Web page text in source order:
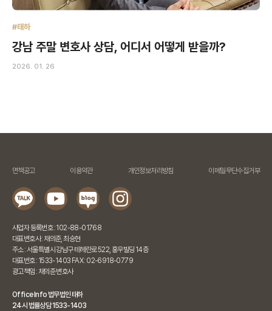
#태하
강남 주말 변호사 상담, 어디서 어떻게 받을까?
2026. 01. 26
면책공고 이용약관 개인정보처리방침 이메일무단수집거부
사업자 등록번호 : 102-88-01768
대표변호사 : 채의준, 최승현
주소 : 서울특별시 강남구 테헤란로 522, 홍우빌딩 14층
대표번호 : 1533-1403 FAX : 02-6918-0779
광고책임 : 채의준 변호사
Office Info 법무법인 태하
24시 법률상담 1533-1403